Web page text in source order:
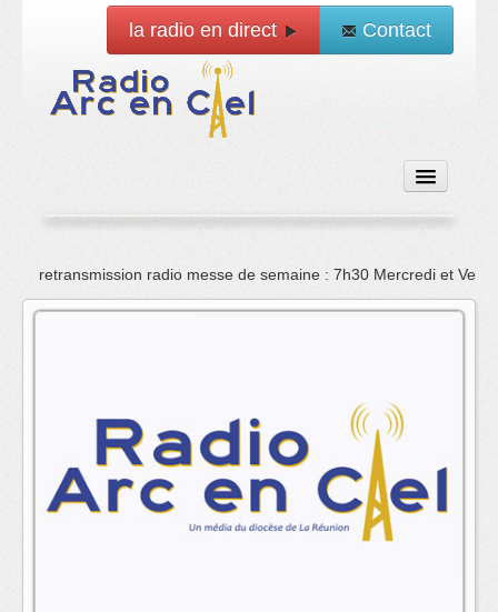
la radio en direct Contact
Accueil
Emissions
La radio
L'équipe
retransmission radio messe de semaine : 7h30 Mercredi et